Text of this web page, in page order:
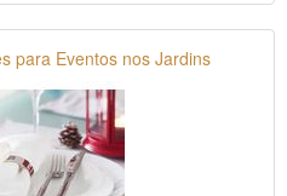
para Eventos nos Jardins